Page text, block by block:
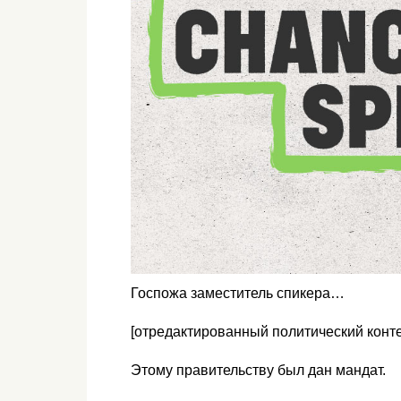
Госпожа заместитель спикера…
[отредактированный политический
Этому правительству был дан мандат.